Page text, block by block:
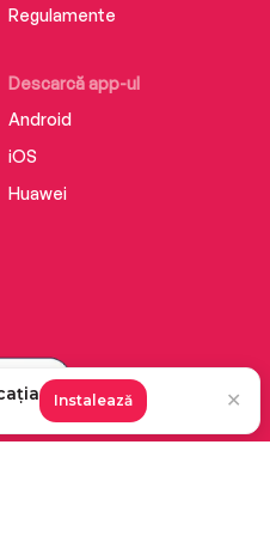
Descarcă app-ul
Android
iOS
Huawei
Regulamente
Instalează ✕